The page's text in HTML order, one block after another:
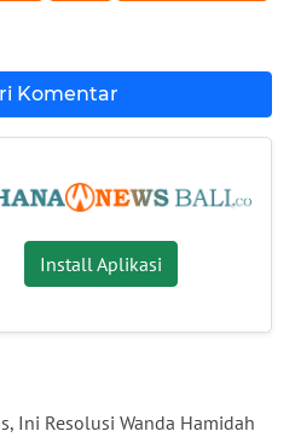
Komentar
Install Aplikasi
Ini Resolusi Wanda Hamidah